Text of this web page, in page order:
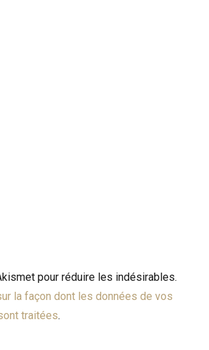
pour réduire les indésirables.
la façon dont les données de vos
traitées.